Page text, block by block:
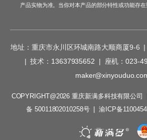
产品实物为准。当你对本产品的部分特性或功能存在
地址：重庆市永川区环城南路大顺商厦9-6 |
| 技术： 13637935652 | 座机：023-
COPYRIGHT@2026 重庆新满多科技有限公司
备 50011802010258号|渝ICP备